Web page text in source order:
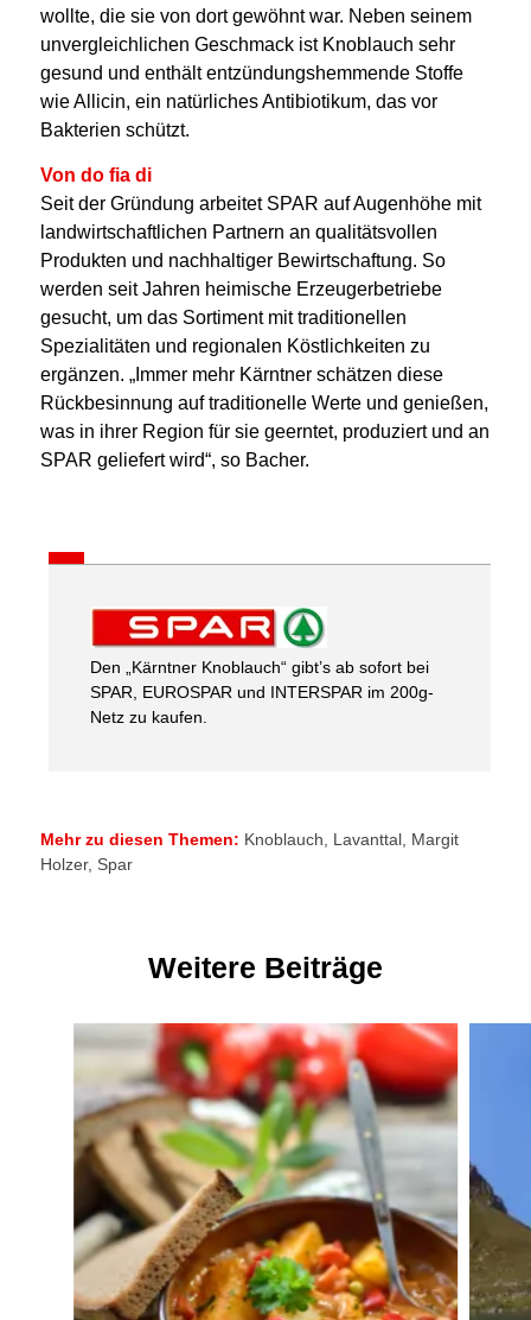
wollte, die sie von dort gewöhnt war. Neben seinem
unvergleichlichen Geschmack ist Knoblauch sehr
gesund und enthält entzündungshemmende Stoffe
wie Allicin, ein natürliches Antibiotikum, das vor
Bakterien schützt.
Von do fia di
Seit der Gründung arbeitet SPAR auf Augenhöhe mit
landwirtschaftlichen Partnern an qualitätsvollen
Produkten und nachhaltiger Bewirtschaftung. So
werden seit Jahren heimische Erzeugerbetriebe
gesucht, um das Sortiment mit traditionellen
Spezialitäten und regionalen Köstlichkeiten zu
ergänzen. „Immer mehr Kärntner schätzen diese
Rückbesinnung auf traditionelle Werte und genießen,
was in ihrer Region für sie geerntet, produziert und an
SPAR geliefert wird“, so Bacher.
Den „Kärntner Knoblauch“ gibt’s ab sofort bei
SPAR, EUROSPAR und INTERSPAR im 200g-
Netz zu kaufen.
Mehr zu diesen Themen: Knoblauch Lavanttal, Margit
Holzer, Spar
Weitere Beiträge